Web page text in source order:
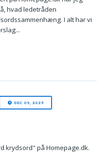
hvad ledetråden
I alt har vi
DEC 09, 2025
krydsord" på Homepage.dk.